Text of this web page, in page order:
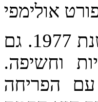
איגרוף נשים מקצועני היה תחת איסור בארה"ב עד שנת 1977. גם
וחשיפה.
לקראת שנות ה-90 יחד עם הפריחה